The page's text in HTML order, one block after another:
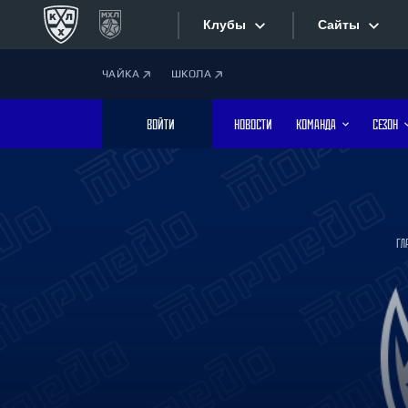
Клубы
Дивизион Боброва
Лада
Сайты
Фотобанк
ЧАЙКА ШКОЛА
ВОЙТИ НОВОСТИ КОМАНДА СЕЗОН